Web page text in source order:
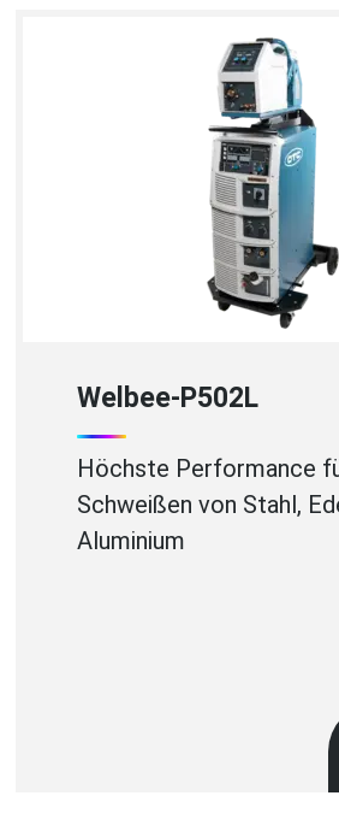
WB-A350P
Hocheffizientes
Aluminiumschweißen